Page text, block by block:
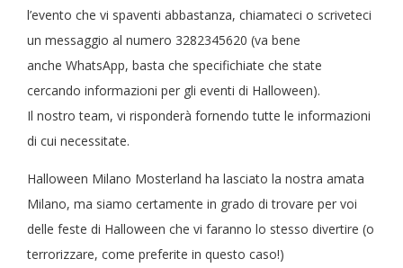
l’evento che vi spaventi abbastanza, chiamateci o scriveteci
un messaggio al numero 3282345620 (va bene
anche WhatsApp, basta che specifichiate che state
cercando informazioni per gli eventi di Halloween).
Il nostro team, vi risponderà fornendo tutte le informazioni
di cui necessitate.
Halloween Milano Mosterland ha lasciato la nostra amata
Milano, ma siamo certamente in grado di trovare per voi
delle feste di Halloween che vi faranno lo stesso divertire (o
terrorizzare, come preferite in questo caso!)